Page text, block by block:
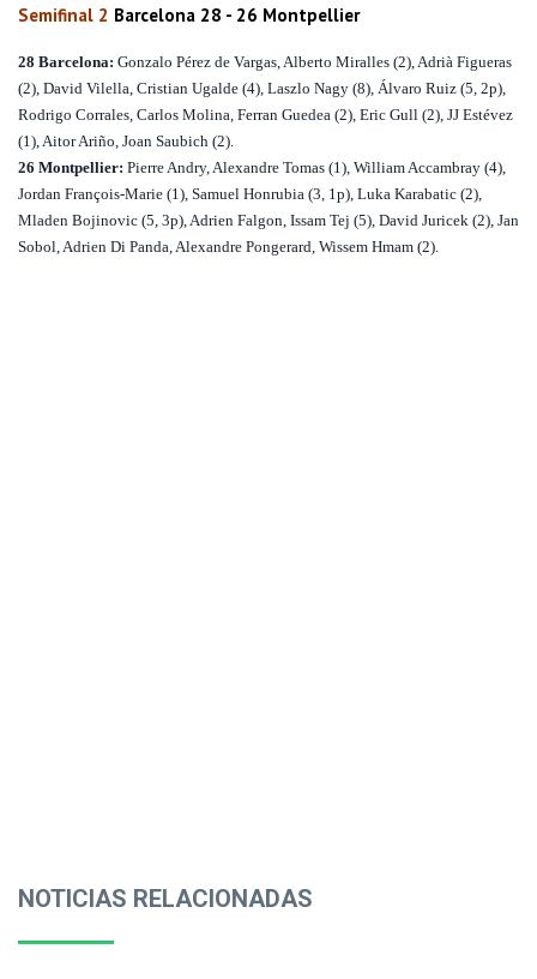
Semifinal 2 Barcelona 28 - 26 Montpellier
28 Barcelona: Gonzalo Pérez de Vargas, Alberto Miralles (2), Adrià Figueras
(2), David Vilella, Cristian Ugalde (4), Laszlo Nagy (8), Álvaro Ruiz (5, 2p),
Rodrigo Corrales, Carlos Molina, Ferran Guedea (2), Eric Gull (2), JJ Estévez
(1), Aitor Ariño, Joan Saubich (2).
26 Montpellier: Pierre Andry, Alexandre Tomas (1), William Accambray (4),
Jordan François-Marie (1), Samuel Honrubia (3, 1p), Luka Karabatic (2),
Mladen Bojinovic (5, 3p), Adrien Falgon, Issam Tej (5), David Juricek (2), Jan
Sobol, Adrien Di Panda, Alexandre Pongerard, Wissem Hmam (2).
NOTICIAS RELACIONADAS